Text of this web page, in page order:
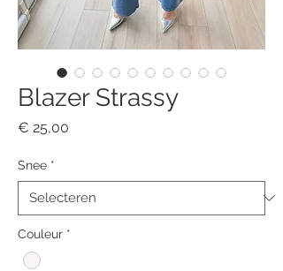
Blazer Strassy
€ 25,00
Snee *
Couleur *